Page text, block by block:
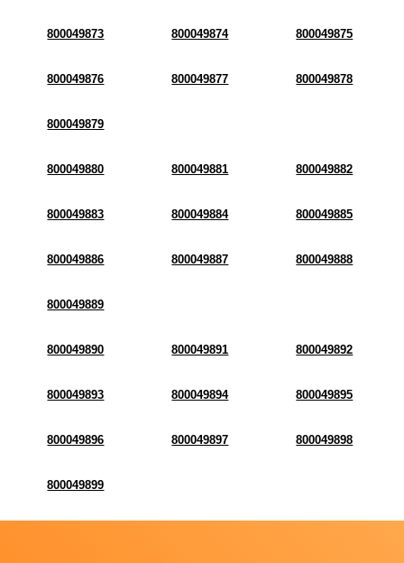
800049873 800049874 800049875
800049876 800049877 800049878
800049879
800049880 800049881 800049882
800049883 800049884 800049885
800049886 800049887 800049888
800049889
800049890 800049891 800049892
800049893 800049894 800049895
800049896 800049897 800049898
800049899